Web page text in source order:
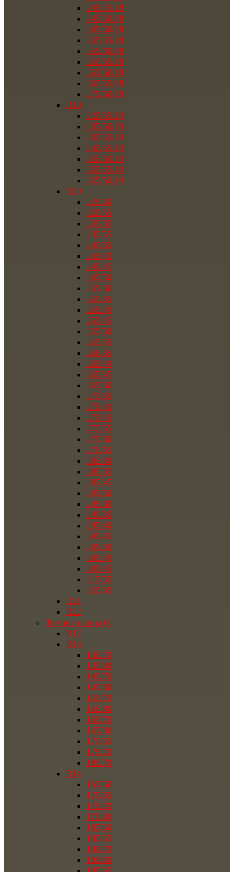
245/45/18
245/50/18
245/60/18
255/55/18
255/60/18
255/65/18
265/60/18
265/65/18
275/60/18
R19
225/55/19
235/50/19
235/55/19
245/55/19
255/50/19
255/55/19
265/50/19
R20
225/50
225/55
235/35
235/55
245/35
245/40
245/45
245/50
255/30
255/35
255/40
255/45
255/50
255/55
265/35
265/40
265/45
265/50
275/35
275/40
275/45
275/55
275/60
275/65
285/30
285/35
285/45
285/50
295/30
295/35
295/40
295/45
305/30
305/40
305/45
315/35
325/35
R21
R22
Зимние шины бу
R12
R13
135/70
135/80
145/70
145/80
155/70
155/80
165/70
165/80
175/65
175/70
185/70
R14
165/60
175/65
175/70
175/80
185/60
185/65
185/70
195/60